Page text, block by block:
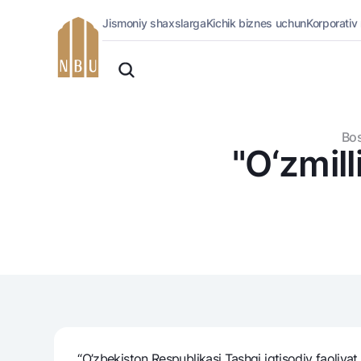
O'zbek Onlayn-bank
Jismoniy shaxslargaKichik biznes uchunKorporativ